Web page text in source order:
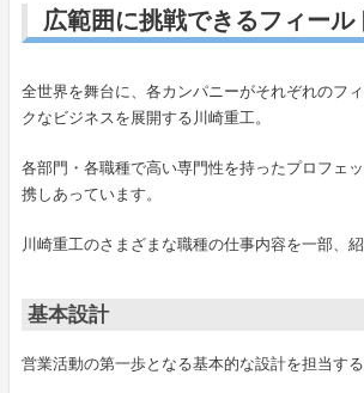
広範囲に挑戦できるフィール
全世界を舞台に、各カンパニーがそれぞれのフ
クなビジネスを展開する川崎重工。
各部門・各職種で高い専門性を持ったプロフェ
携しあっています。
川崎重工のさまざまな職種の仕事内容を一部、紹
基本設計
営業活動の第一歩となる基本的な設計を担当する